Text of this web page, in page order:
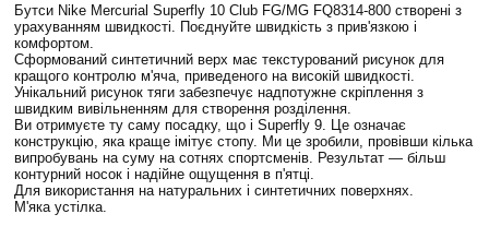
Бутси Nike Mercurial Superfly 10 Club FG/MG FQ8314-800 створені з
урахуванням швидкості. Поєднуйте швидкість з прив'язкою і
комфортом.
Сформований синтетичний верх має текстурований рисунок для
кращого контролю м'яча, приведеного на високій швидкості.
Унікальний рисунок тяги забезпечує надпотужне скріплення з
швидким вивільненням для створення розділення.
Ви отримуєте ту саму посадку, що і Superfly 9. Це означає
конструкцію, яка краще імітує стопу. Ми це зробили, провівши кілька
випробувань на суму на сотнях спортсменів. Результат — більш
контурний носок і надійне ощущення в п'ятці.
Для використання на натуральних і синтетичних поверхнях.
М'яка устілка.